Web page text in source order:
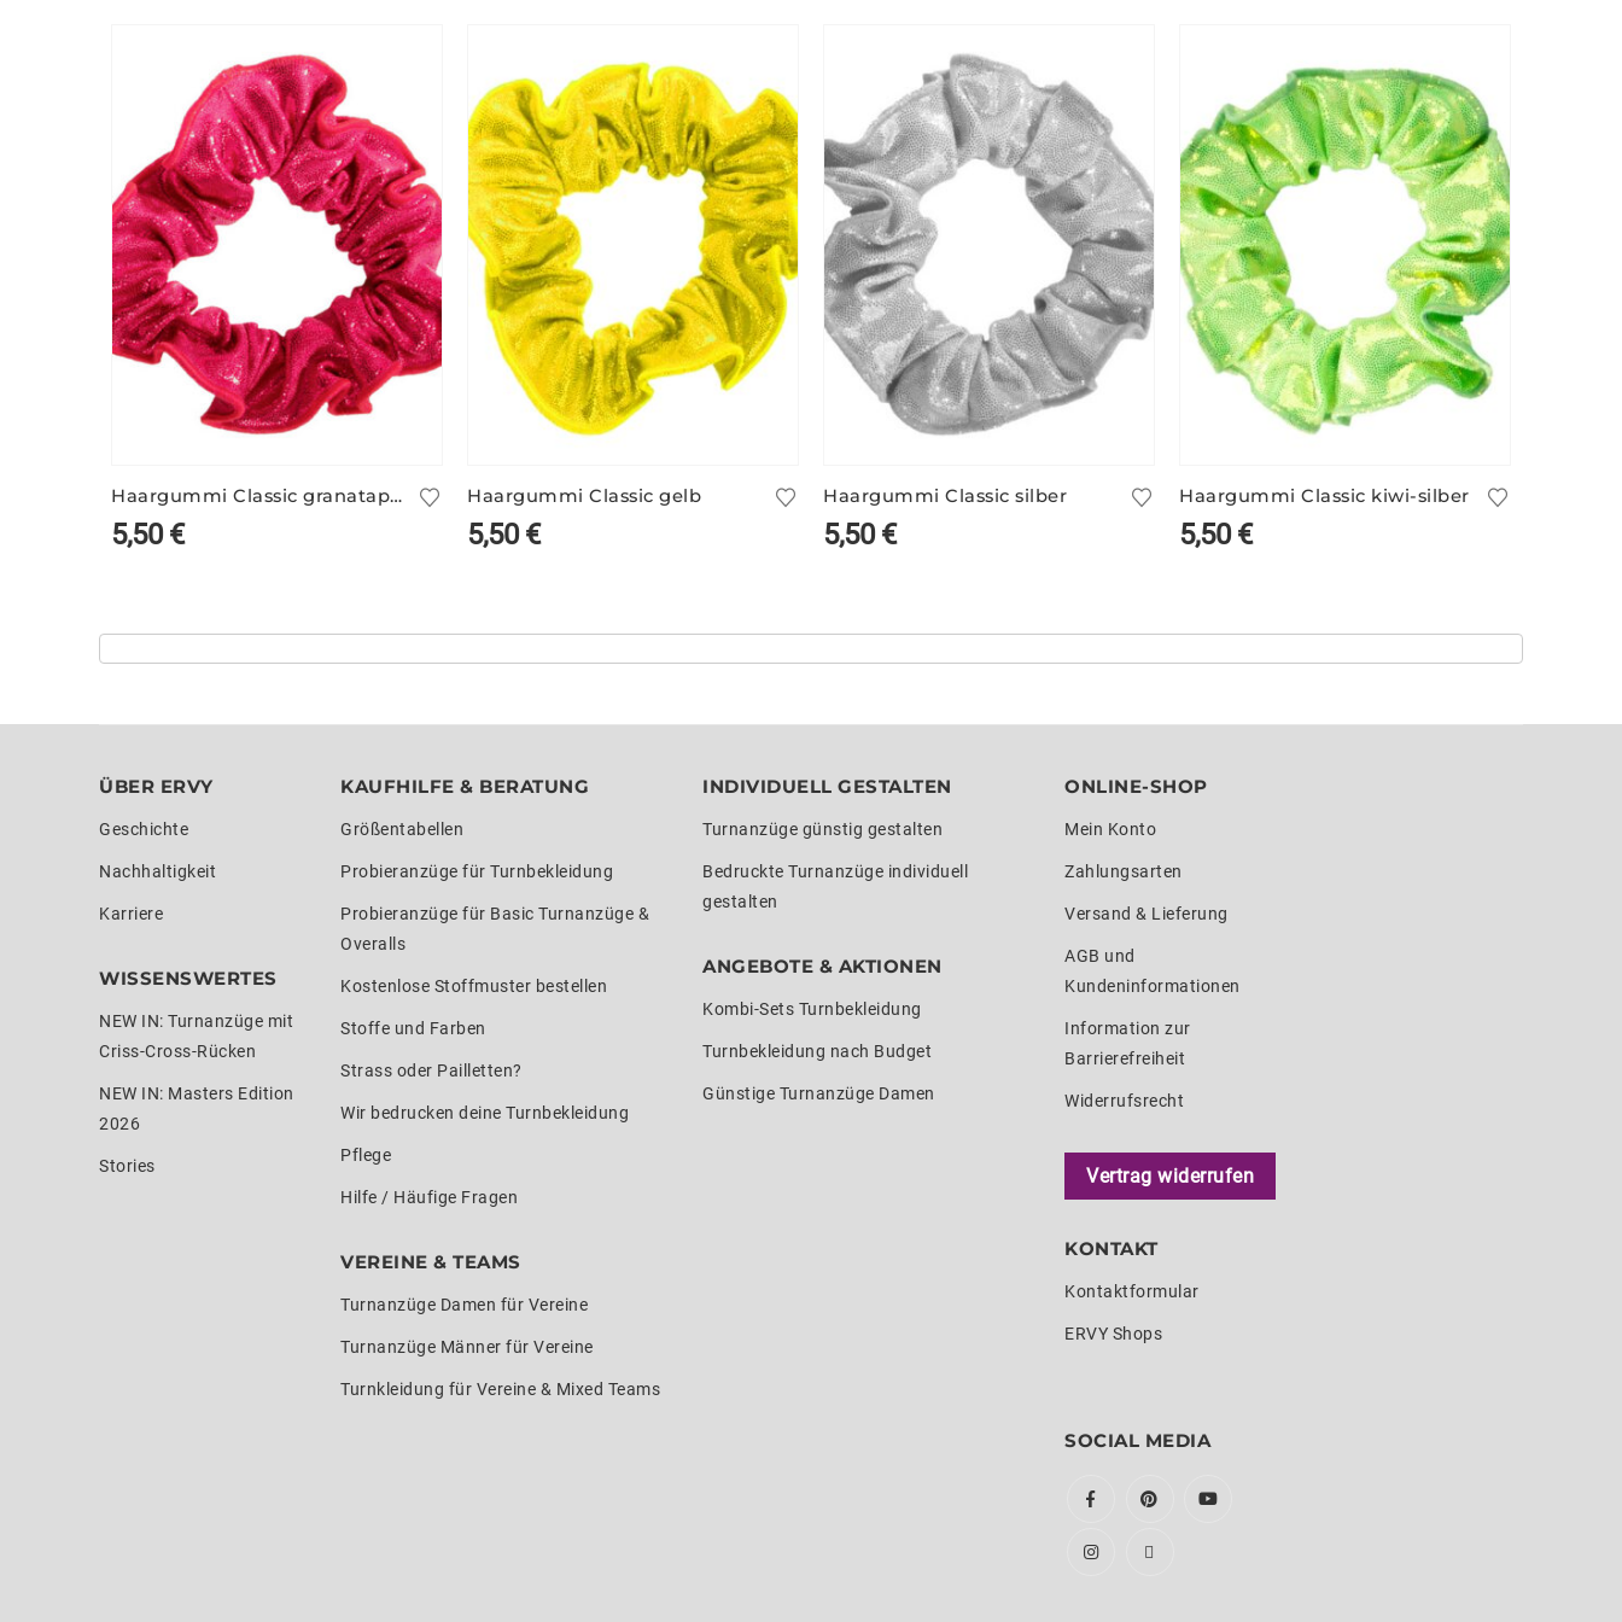
Haargummi Classic granatapfel
5,50€
Haargummi Classic gelb
5,50€
Haargummi Classic silber
5,50€
Haargummi Classic kiwi-silber
5,50€
ÜBER ERVY
Geschichte
Nachhaltigkeit
Karriere
WISSENSWERTES
NEW IN: Turnanzüge mit
Criss-Cross-Rücken
NEW IN: Masters Edition
2026
Stories
KAUFHILFE & BERATUNG
Größentabellen
Probieranzüge für Turnbekleidung
Probieranzüge für Basic Turnanzüge &
Overalls
Kostenlose Stoffmuster bestellen
Stoffe und Farben
Strass oder Pailletten?
Wir bedrucken deine Turnbekleidung
Pflege
Hilfe / Häufige Fragen
VEREINE & TEAMS
Turnanzüge Damen für Vereine
Turnanzüge Männer für Vereine
Turnkleidung für Vereine & Mixed Teams
INDIVIDUELL GESTALTEN
Turnanzüge günstig gestalten
Bedruckte Turnanzüge individuell
gestalten
ANGEBOTE & AKTIONEN
Kombi-Sets Turnbekleidung
Turnbekleidung nach Budget
Günstige Turnanzüge Damen
ONLINE-SHOP
Mein Konto
Zahlungsarten
Versand & Lieferung
AGB und
Kundeninformationen
Information zur
Barrierefreiheit
Widerrufsrecht
Vertrag widerrufen
KONTAKT
Kontaktformular
ERVY Shops
SOCIAL MEDIA